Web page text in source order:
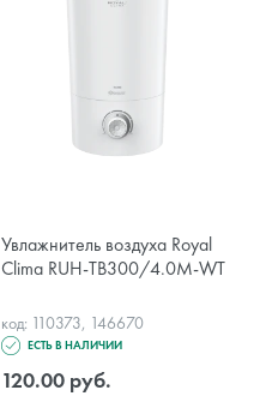
Увлажнитель воздуха Royal
Clima RUH-TB300/4.0M-WT
код: 110373, 146670
ЕСТЬ В НАЛИЧИИ
120.00 руб.